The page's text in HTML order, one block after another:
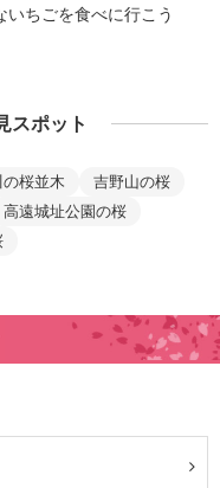
ちごを食べに行こう
スポット
桜並木
吉野山の桜
高遠城址公園の桜